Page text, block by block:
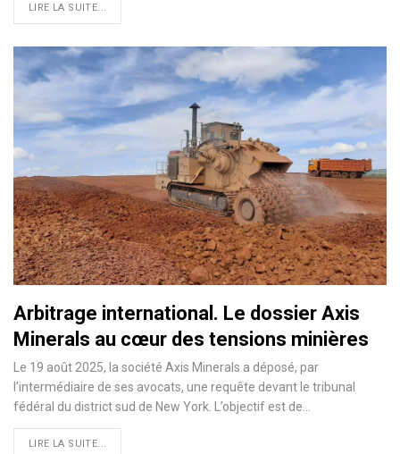
LIRE LA SUITE...
Arbitrage international. Le dossier Axis
Minerals au cœur des tensions minières
Le 19 août 2025, la société Axis Minerals a déposé, par
l’intermédiaire de ses avocats, une requête devant le tribunal
fédéral du district sud de New York. L’objectif est de…
LIRE LA SUITE...